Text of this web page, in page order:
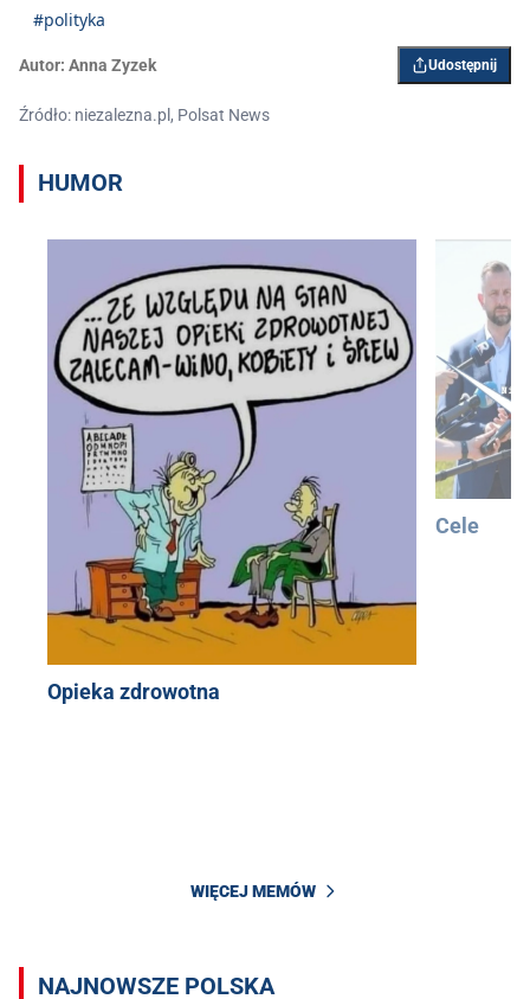
#polityka
Autor: Anna Zyzek Udostępnij
Źródło: niezalezna.pl, Polsat News
HUMOR
Opieka zdrowotna
Cele
WIĘCEJ MEMÓW
NAJNOWSZE POLSKA